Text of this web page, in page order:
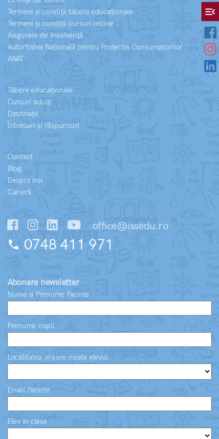
menu_open
Termeni și condiții tabere educaționale
Termeni și condiții cursuri online
Asigurare de Insolvență
Autoritatea Națională pentru Protecția Consumatorilor
ANAT
Tabere educaționale
Cursuri adulți
Destinații
Întrebari și răspunsuri
Contact
Blog
Despre noi
Carieră
office@issedu.ro
phone 0748 411 971
Abonare newsletter
Nume si Prenume Parinte
Prenume copil
Localitatea in care invata elevul
Email Parinte
Elev in clasa